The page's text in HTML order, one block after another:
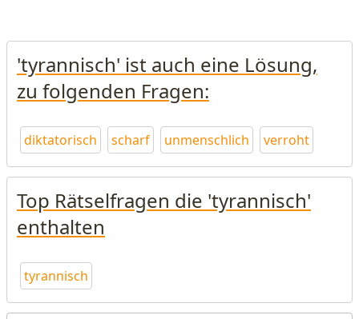
'tyrannisch' ist auch eine Lösung,
zu folgenden Fragen:
diktatorisch scharf unmenschlich verroht
Top Rätselfragen die 'tyrannisch'
enthalten
tyrannisch